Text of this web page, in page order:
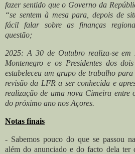
fazer sentido que o Governo da
“se sentem à mesa para, depois de
fácil falar sobre as finanças
questão;
2025: A 30 de Outubro realiza-se em
Montenegro e os Presidentes dos
estabeleceu um grupo de trabalho
revisão da LFR a ser conhecida e
realização de uma nova Cimeira entre
do próximo ano nos Açores.
Notas finais
- Sabemos pouco do que se passou
além do anunciado e do facto dela ter